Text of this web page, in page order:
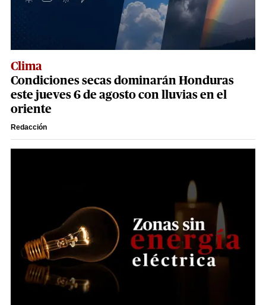
Clima
Condiciones secas dominarán Honduras
este jueves 6 de agosto con lluvias en el
oriente
Redacción